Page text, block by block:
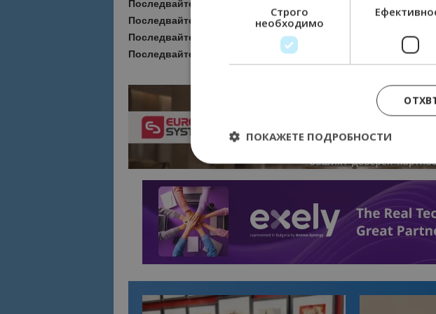
Последвайте
Последвайте
Bgtourism.bg вINSTAGRAM
Последвайте
Bgtourism.bg въвFACEBOOK
Последвайте
YOUTUBE
Строго
необходимо
ПОКАЖЕТЕ ПОДРОБНОСТИ
Строго необходимо
Строго необходимите бисквитки позволяват
управление на акаунта. Уебсайтът не може да се
cookie_notice_accepted
lisandraramos.com